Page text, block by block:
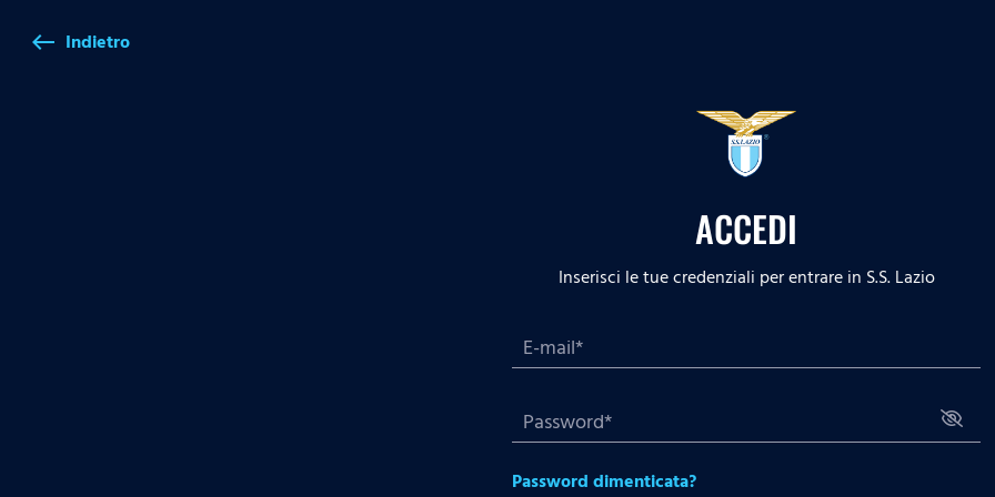
west Indietro
ACCEDI
Inserisci le tue credenziali per entrare in S.S. Lazio
Password dimenticata?